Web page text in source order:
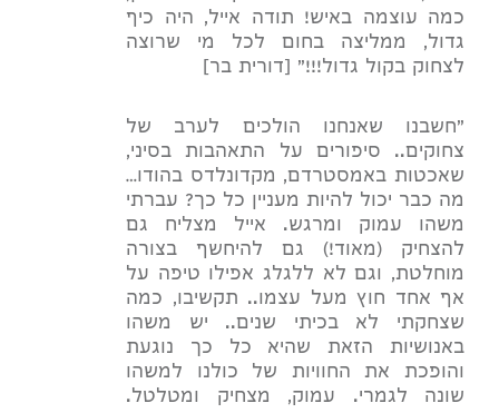
כמה עוצמה באיש! תודה אייל, היה כיף
גדול, ממליצה בחום לכל מי שרוצה
לצחוק בקול גדול!!!" [דורית בר]
"חשבנו שאנחנו הולכים לערב של
צחוקים.. סיפורים על התאהבות בסיני,
שאכטות באמסטרדם, מקדונלדס בהודו…
מה כבר יכול להיות מעניין כל כך? עברתי
משהו עמוק ומרגש. אייל מצליח גם
להצחיק (מאוד!) גם להיחשף בצורה
מוחלטת, וגם לא ללגלג אפילו טיפה על
אף אחד חוץ מעל עצמו.. תקשיבו, כמה
שצחקתי לא בכיתי שנים.. יש משהו
באנושיות הזאת שהיא כל כך נוגעת
והופכת את החוויות של כולנו למשהו
שונה לגמרי. עמוק, מצחיק ומטלטל.